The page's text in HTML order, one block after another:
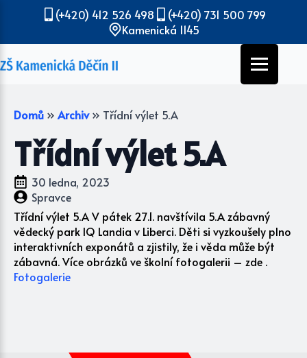
(+420) 412 526 498
(+420) 731 500 799
Kamenická 1145
Domů » Archiv » Třídní výlet 5.A
Třídní výlet 5.A
30 ledna, 2023
Spravce
Třídní výlet 5.A V pátek 27.1. navštívila 5.A zábavný
vědecký park IQ Landia v Liberci. Děti si vyzkoušely plno
interaktivních exponátů a zjistily, že i věda může být
zábavná. Více obrázků ve školní fotogalerii – zde .
Fotogalerie